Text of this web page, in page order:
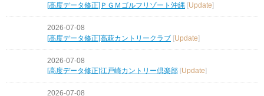
[高度データ修正]ＰＧＭゴルフリゾート沖縄 Update
2026-07-08
[高度データ修正]高萩カントリークラブ [Update]
2026-07-08
[高度データ修正]江戸崎カントリー倶楽部 Update
2026-07-08